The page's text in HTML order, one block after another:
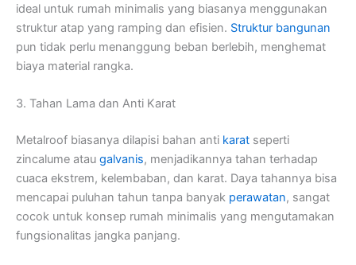
ideal untuk rumah minimalis yang biasanya menggunakan
struktur atap yang ramping dan efisien. Struktur bangunan
pun tidak perlu menanggung beban berlebih, menghemat
biaya material rangka.
3. Tahan Lama dan Anti Karat
Metalroof biasanya dilapisi bahan anti karat seperti
zincalume atau galvanis, menjadikannya tahan terhadap
cuaca ekstrem, kelembaban, dan karat. Daya tahannya bisa
mencapai puluhan tahun tanpa banyak perawatan, sangat
cocok untuk konsep rumah minimalis yang mengutamakan
fungsionalitas jangka panjang.